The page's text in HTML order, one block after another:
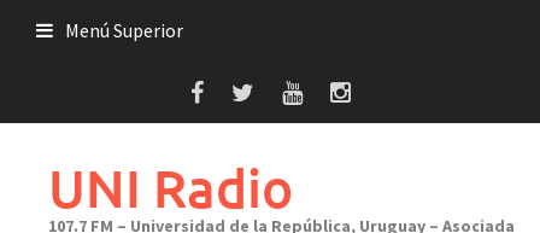
Menú Superior
UNI Radio
107.7 FM – Universidad de la República, Uruguay – Asociada